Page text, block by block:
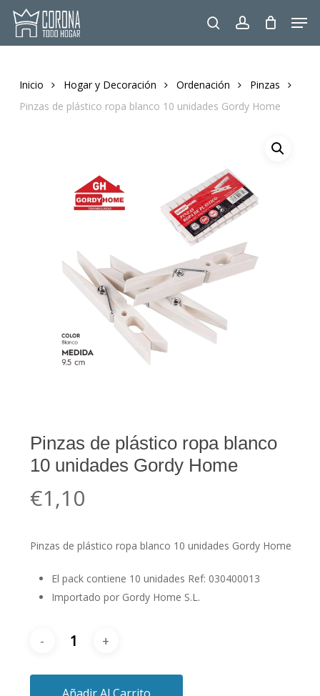
Skip
main
searchaccount
Inicio Hogar y Decoración Ordenación
Pinzas
Pinzas de plástico ropa blanco 10 unidades Gordy Home
Pinzas de plástico ropa blanco
10 unidades Gordy Home
€1,10
Pinzas de plástico ropa blanco 10 unidades Gordy Home
El pack contiene 10 unidades Ref: 030400013
Importado por Gordy Home S.L.